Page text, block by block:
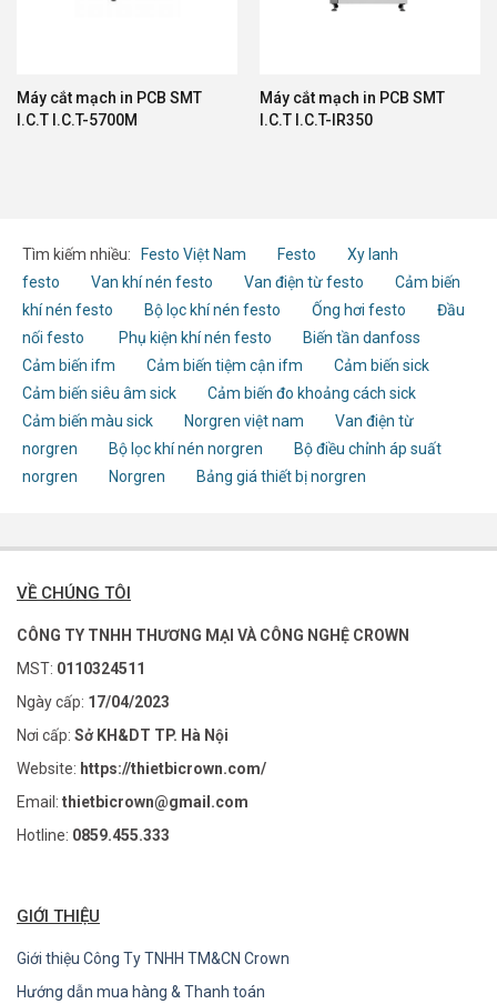
Máy cắt mạch in PCB SMT
I.C.T I.C.T-5700M
Máy cắt mạch in PCB SMT
I.C.T I.C.T-IR350
Tìm kiếm nhiều: Festo Việt Nam Festo
Xy lanh
festo
Van khí nén festo Van điện từ festo
Cảm biến
khí nén festo
Bộ lọc khí nén festo Ống hơi festo
Đầu
nối festo
Phụ kiện khí nén festo
Biến tần danfoss
Cảm biến ifm
Cảm biến tiệm cận ifm
Cảm biến sick
Cảm biến siêu âm sick
Cảm biến đo khoảng cách sick
Cảm biến màu sick
Norgren việt nam
Van điện từ
norgren
Bộ lọc khí nén norgren
Bộ điều chỉnh áp suất
norgren
Norgren Bảng giá thiết bị norgren
VỀ CHÚNG TÔI
CÔNG TY TNHH THƯƠNG MẠI VÀ CÔNG NGHỆ CROWN
MST: 0110324511
Ngày cấp: 17/04/2023
Nơi cấp: Sở KH&DT TP. Hà Nội
Website: https://thietbicrown.com/
Email: thietbicrown@gmail.com
Hotline: 0859.455.333
GIỚI THIỆU
Giới thiệu Công Ty TNHH TM&CN Crown
Hướng dẫn mua hàng & Thanh toán